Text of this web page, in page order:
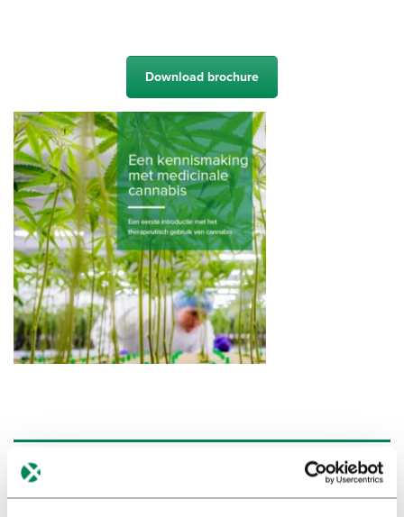
Download brochure
ontvangen.
Voornaam
DOWNLOAD BROCHURE